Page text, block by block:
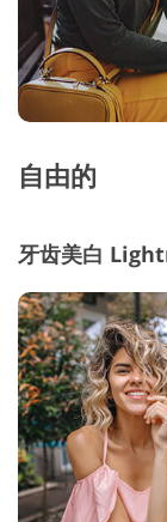
自由的
牙齿美白